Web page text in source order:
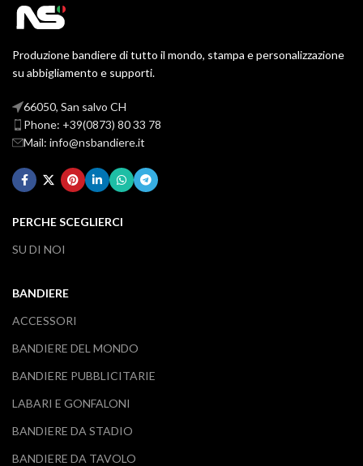
Produzione bandiere di tutto il mondo, stampa e personalizzazione
su abbigliamento e supporti.
66050, San salvo CH
Phone: +39(0873) 80 33 78
Mail: info@nsbandiere.it
PERCHE SCEGLIERCI
SU DI NOI
BANDIERE
ACCESSORI
BANDIERE DEL MONDO
BANDIERE PUBBLICITARIE
LABARI E GONFALONI
BANDIERE DA STADIO
BANDIERE DA TAVOLO